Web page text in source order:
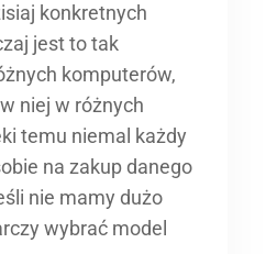
konkretnych
jest to tak
komputerów,
niej w różnych
temu niemal każdy
na zakup danego
nie mamy dużo
wybrać model